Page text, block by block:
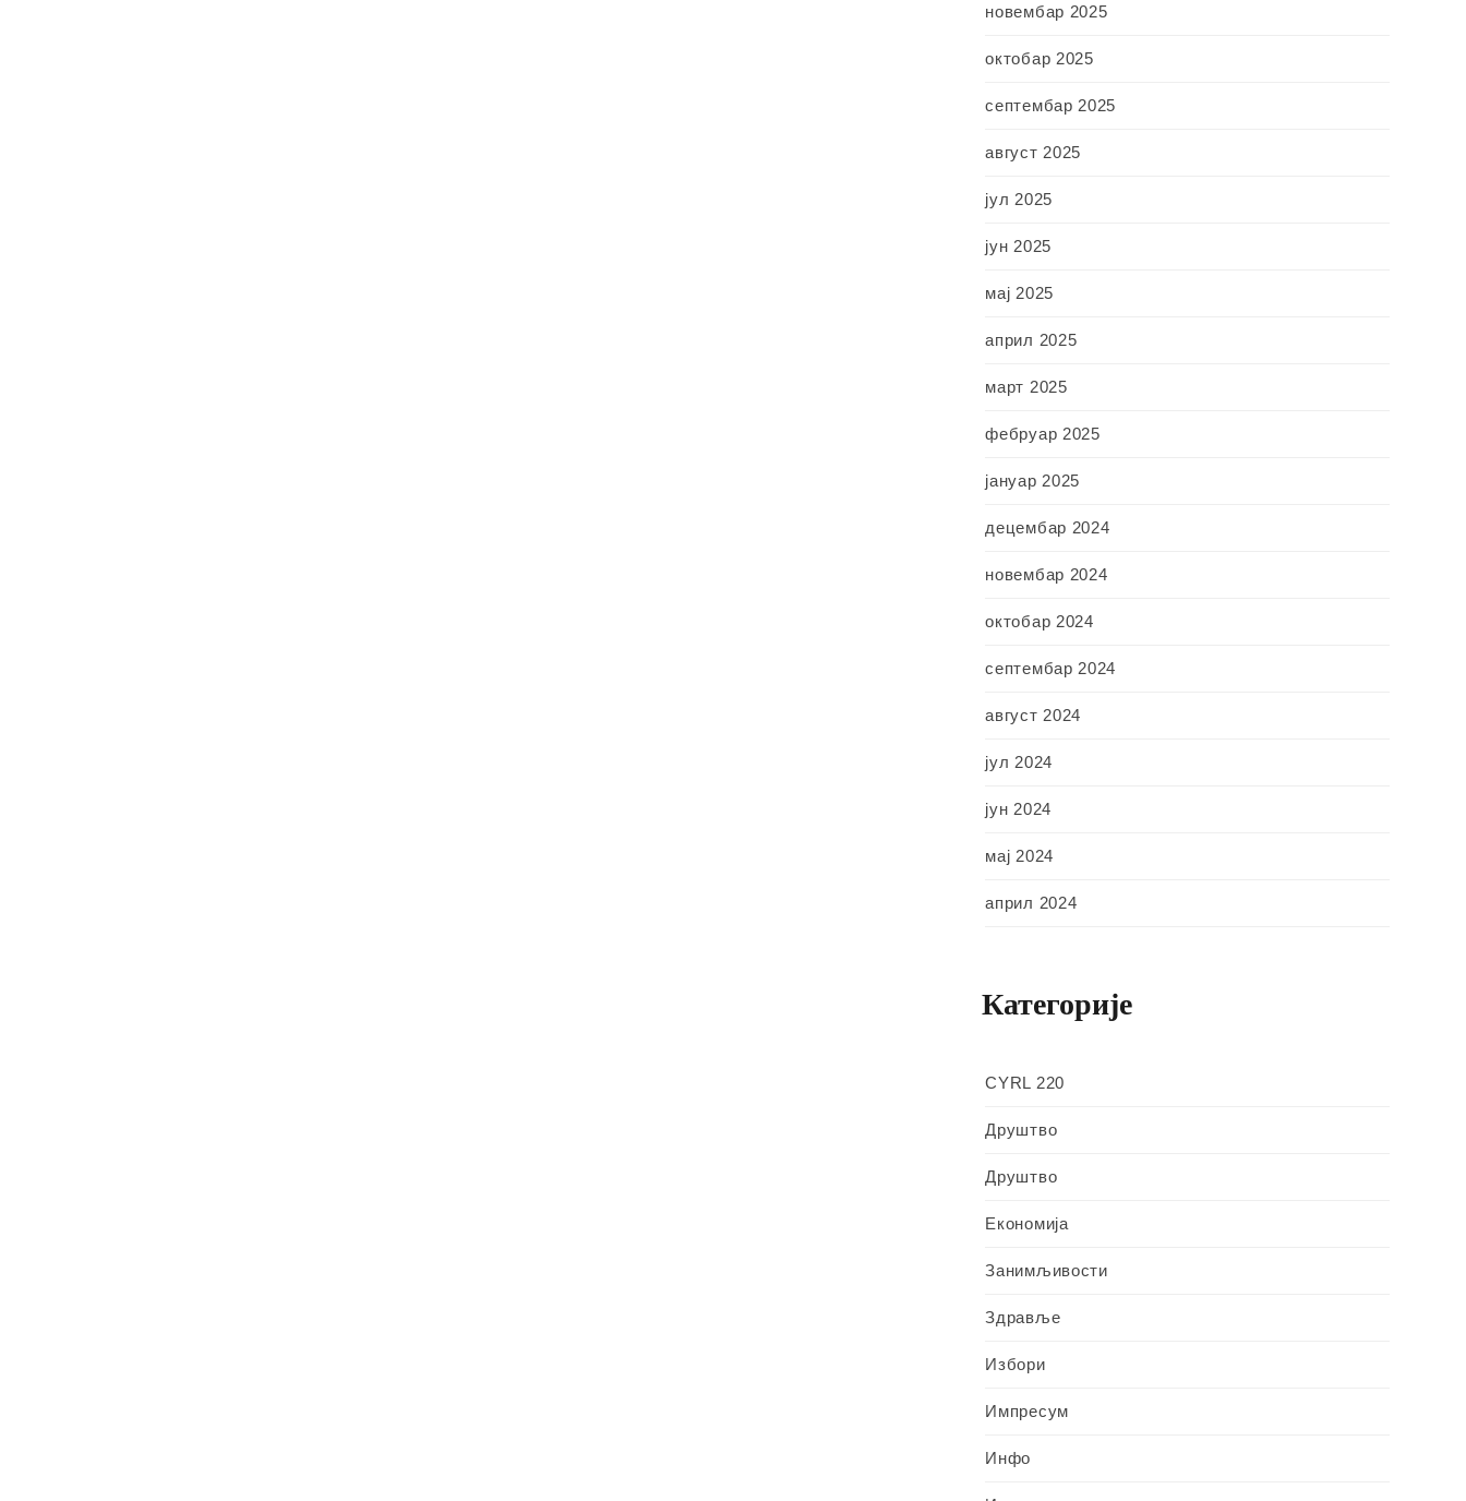
новембар 2025
октобар 2025
септембар 2025
август 2025
јул 2025
јун 2025
мај 2025
април 2025
март 2025
фебруар 2025
јануар 2025
децембар 2024
новембар 2024
октобар 2024
септембар 2024
август 2024
јул 2024
јун 2024
мај 2024
април 2024
Категорије
CYRL 220
Друштво
Друштво
Економија
Занимљивости
Здравље
Избори
Импресум
Инфо